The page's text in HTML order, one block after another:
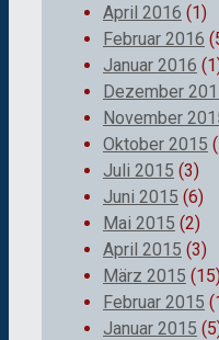
April 2016 (1)
Februar 2016
Januar 2016
Dezember
November
Oktober 2015
Juli 2015 (3)
Juni 2015 (6)
Mai 2015 (2)
April 2015 (3)
März 2015
Februar 2015
Januar 2015